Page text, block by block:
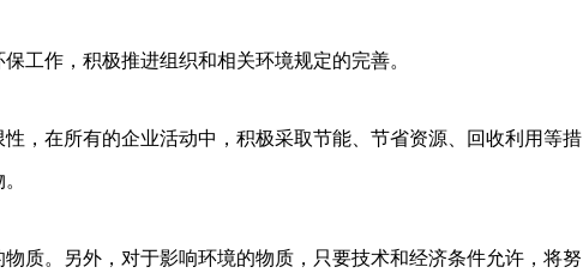
工作，积极推进组织和相关环境规定的完善。
，在所有的企业活动中，积极采取节能、节省资源、回收利用等措
质。另外，对于影响环境的物质，只要技术和经济条件允许，将努